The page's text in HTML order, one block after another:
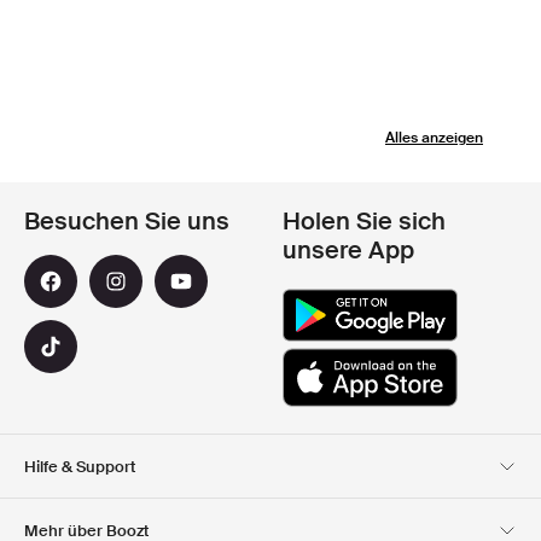
Alles anzeigen
Hilfe & Support
Mehr über Boozt
Besuchen Sie uns
Holen Sie sich
unsere App